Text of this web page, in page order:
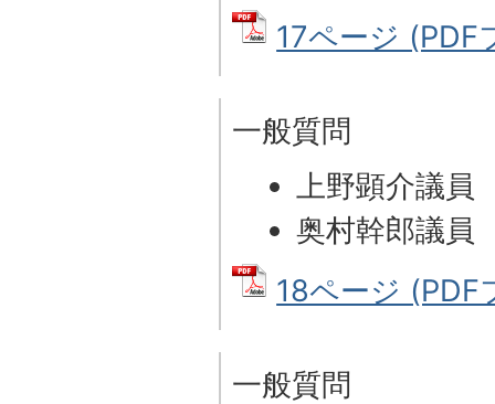
17ページ (PDF
一般質問
上野顕介議員
奥村幹郎議員
18ページ (PDF
一般質問